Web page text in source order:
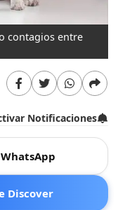
contagios entre
Notificaciones
Discover